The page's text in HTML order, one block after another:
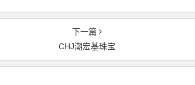
下一篇
CHJ潮宏基珠宝